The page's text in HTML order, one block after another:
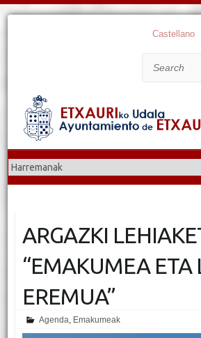
Castellano
ARGAZKI
“EMAKUMEA ETA
EREMUA”
Agenda Emakumeak